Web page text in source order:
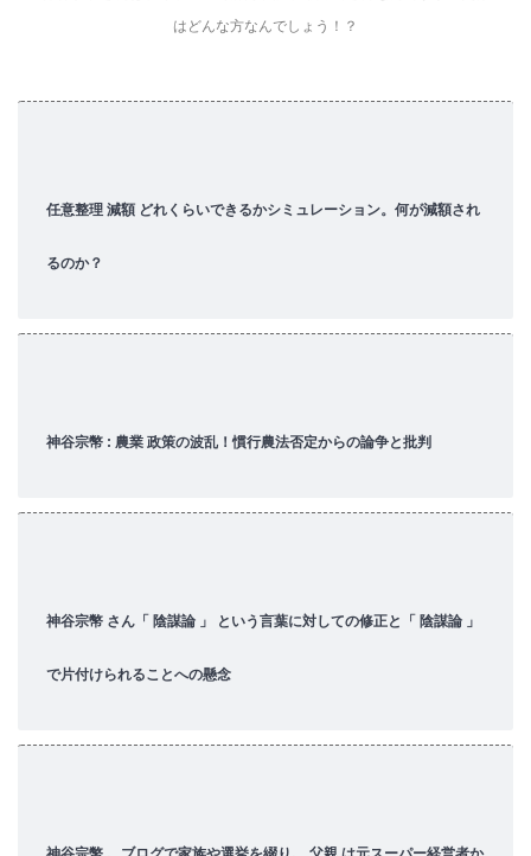
はどんな方なんでしょう！？
任意整理 減額 どれくらいできるかシミュレーション。何が減額され
るのか？
神谷宗幣 : 農業 政策の波乱！慣行農法否定からの論争と批判
神谷宗幣 さん「 陰謀論 」 という言葉に対しての修正と「 陰謀論 」
で片付けられることへの懸念